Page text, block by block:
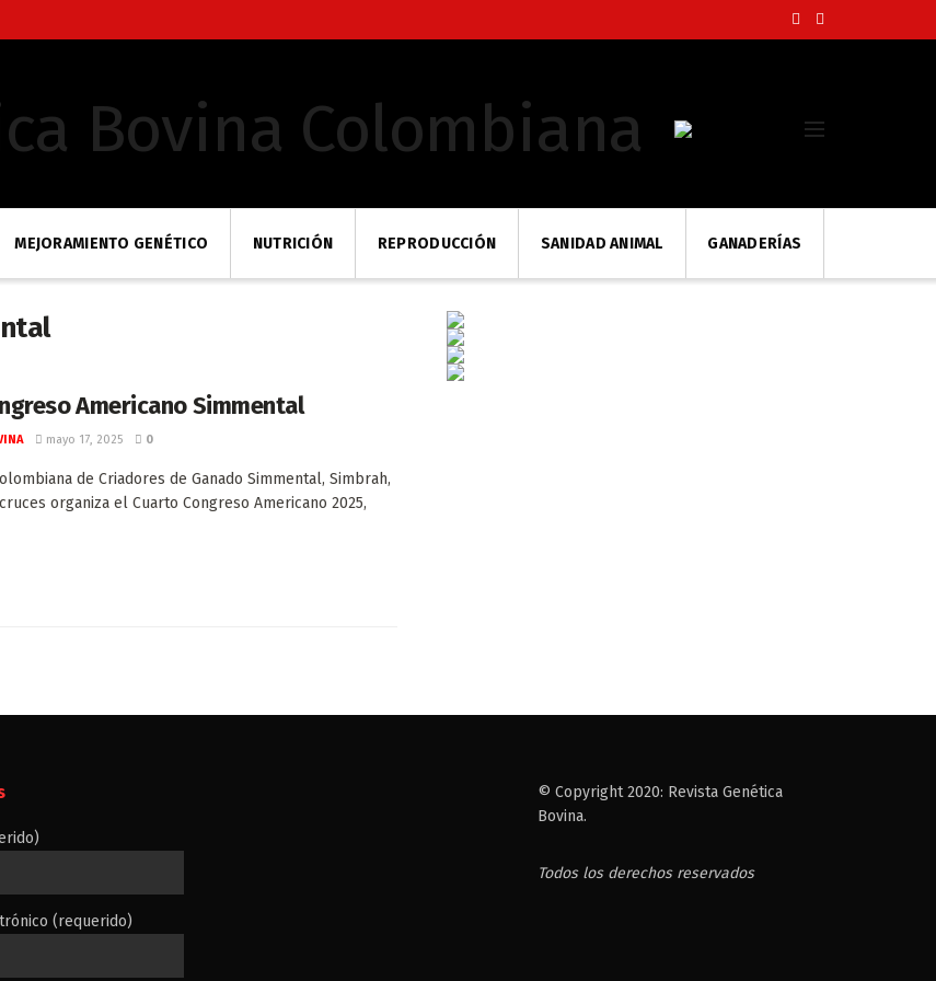
MEJORAMIENTO GENÉTICO NUTRICIÓN REPRODUCCIÓN SANIDAD ANIMAL GANADERÍAS
Americano Simmental
mayo 17, 2025 0
de Criadores de Ganado Simmental, Simbrah,
organiza el Cuarto Congreso Americano 2025,
(requerido)
© Copyright 2020: Revista Genética
Bovina.
Todos los derechos reservados